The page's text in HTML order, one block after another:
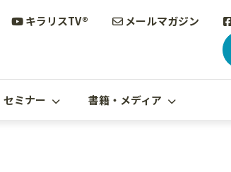
キラリスTV® メールマガジン
セミナー 書籍・メディア